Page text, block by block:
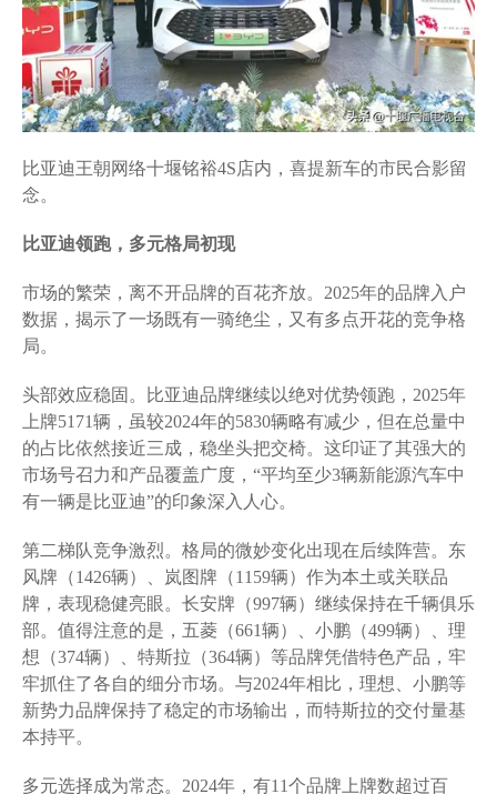
比亚迪王朝网络十堰铭裕4S店内，喜提新车的市民合影留
念。
比亚迪领跑，多元格局初现
市场的繁荣，离不开品牌的百花齐放。2025年的品牌入户
数据，揭示了一场既有一骑绝尘，又有多点开花的竞争格
局。
头部效应稳固。比亚迪品牌继续以绝对优势领跑，2025年
上牌5171辆，虽较2024年的5830辆略有减少，但在总量中
的占比依然接近三成，稳坐头把交椅。这印证了其强大的
市场号召力和产品覆盖广度，“平均至少3辆新能源汽车中
有一辆是比亚迪”的印象深入人心。
第二梯队竞争激烈。格局的微妙变化出现在后续阵营。东
风牌（1426辆）、岚图牌（1159辆）作为本土或关联品
牌，表现稳健亮眼。长安牌（997辆）继续保持在千辆俱乐
部。值得注意的是，五菱（661辆）、小鹏（499辆）、理
想（374辆）、特斯拉（364辆）等品牌凭借特色产品，牢
牢抓住了各自的细分市场。与2024年相比，理想、小鹏等
新势力品牌保持了稳定的市场输出，而特斯拉的交付量基
本持平。
多元选择成为常态。2024年，有11个品牌上牌数超过百